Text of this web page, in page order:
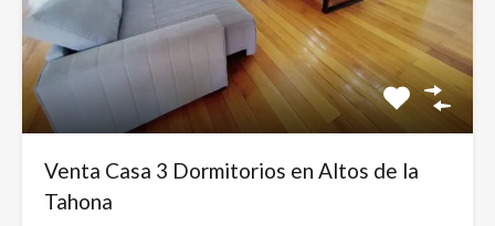
Venta Casa 3 Dormitorios en Altos de la
Tahona